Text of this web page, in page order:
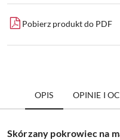
Pobierz produkt do PDF
OPIS OPINIE I
Skórzany pokrowiec na